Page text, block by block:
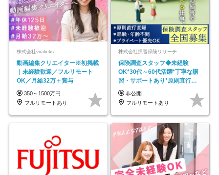
株式会社viralinks
動画編集クリエイター※初掲載
｜未経験歓迎／フルリモート
OK／月給32万＋賞与
350～1500万円
フルリモートあり
株式会社損害保険リサーチ
保険調査スタッフ◆未経験
OK*30代～60代活躍*丁寧な講
習・サポートあり*原則直行直
帰／全国募集・業務委託
非公開
フルリモートあり